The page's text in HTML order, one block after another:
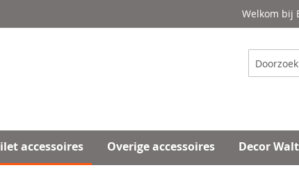
Welkom bij
Zoeken
accessoires Overige accessoires Decor